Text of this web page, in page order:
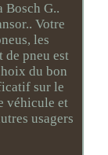
Bosch G..
Votre
les
de pneu est
du bon
sur le
véhicule et
usagers